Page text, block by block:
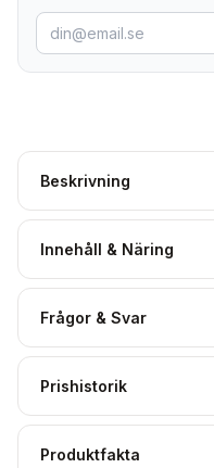
Beskrivning
Innehåll & Näring
Frågor & Svar
Prishistorik
Produktfakta